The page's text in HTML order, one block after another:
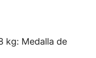
kg: Medalla de